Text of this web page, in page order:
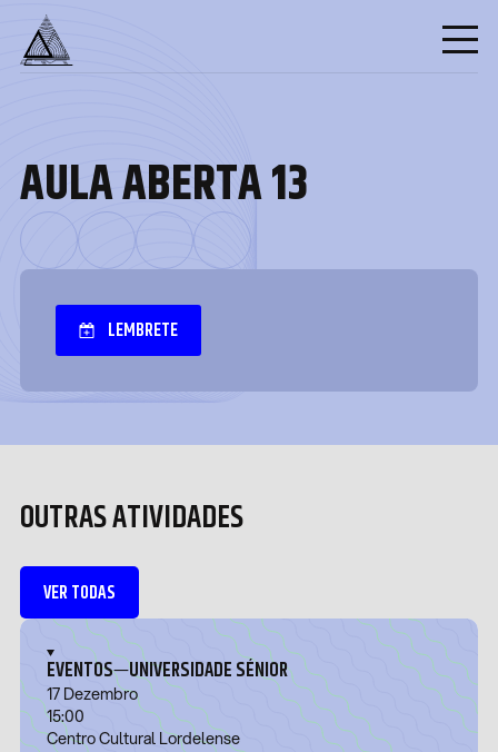
LEMBRETE
AULA ABERTA 13
OUTRAS ATIVIDADES
VER TODAS
EVENTOS—UNIVERSIDADE SÉNIOR
17 Dezembro
15:00
Centro Cultural Lordelense